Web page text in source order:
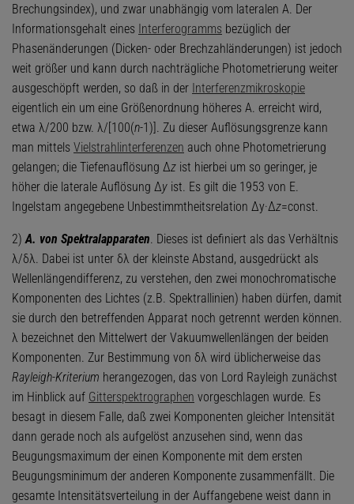
Brechungsindex), und zwar unabhängig vom lateralen A. Der
Informationsgehalt eines Interferogramms bezüglich der
Phasenänderungen (Dicken- oder Brechzahländerungen) ist jedoch
weit größer und kann durch nachträgliche Photometrierung weiter
ausgeschöpft werden, so daß in der Interferenzmikroskopie
eigentlich ein um eine Größenordnung höheres A. erreicht wird,
etwa λ/200 bzw. λ/[100(n-1)]. Zu dieser Auflösungsgrenze kann
man mittels Vielstrahlinterferenzen auch ohne Photometrierung
gelangen; die Tiefenauflösung Δz ist hierbei um so geringer, je
höher die laterale Auflösung Δy ist. Es gilt die 1953 von E.
Ingelstam angegebene Unbestimmtheitsrelation Δy·Δz=const.
2)A. von Spektralapparaten. Dieses ist definiert als das Verhältnis
λ/δλ. Dabei ist unter δλ der kleinste Abstand, ausgedrückt als
Wellenlängendifferenz, zu verstehen, den zwei monochromatische
Komponenten des Lichtes (z.B. Spektrallinien) haben dürfen, damit
sie durch den betreffenden Apparat noch getrennt werden können.
λ bezeichnet den Mittelwert der Vakuumwellenlängen der beiden
Komponenten. Zur Bestimmung von δλ wird üblicherweise das
Rayleigh-Kriterium herangezogen, das von Lord Rayleigh zunächst
im Hinblick auf Gitterspektrographen vorgeschlagen wurde. Es
besagt in diesem Falle, daß zwei Komponenten gleicher Intensität
dann gerade noch als aufgelöst anzusehen sind, wenn das
Beugungsmaximum der einen Komponente mit dem ersten
Beugungsminimum der anderen Komponente zusammenfällt. Die
gesamte Intensitätsverteilung in der Auffangebene weist dann in